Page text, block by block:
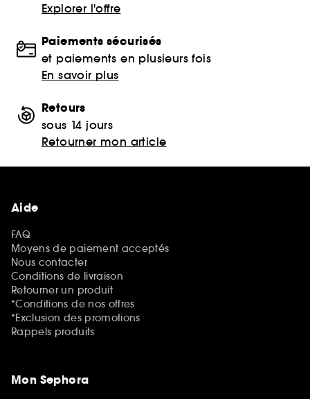
Explorer l'offre
Paiements sécurisés
et paiements en plusieurs fois
En savoir plus
Retours
sous 14 jours
Retourner mon article
Aide
FAQ
Moyens de paiement acceptés
Nous contacter
Conditions de livraison
Retourner un produit
*Conditions de nos offres
*Exclusion des promotions
Rappels produits
Mon Sephora